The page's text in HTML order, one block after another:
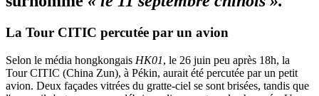
La Tour CITIC percutée par un avion
Selon le média hongkongais HK01, le 26 juin peu après 18h, la
Tour CITIC (China Zun), à Pékin, aurait été percutée par un petit
avion. Deux façades vitrées du gratte-ciel se sont brisées, tandis que